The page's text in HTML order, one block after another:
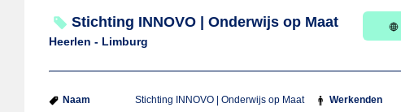
Stichting INNOVO | Onderwijs op Maat
Heerlen - Limburg
Naam
Stichting INNOVO | Onderwijs op Maat
Werkenden